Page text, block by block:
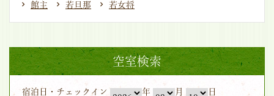
館主 若旦那 若女将
空室検索
宿泊日・チェックイン 年 月 日